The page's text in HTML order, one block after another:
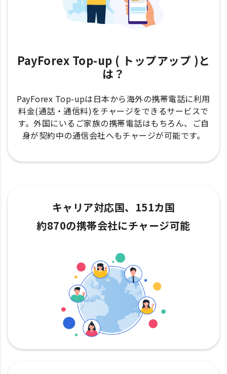
PayForex Top-up ( トップアップ )と
は？
PayForex Top-upは日本から海外の携帯電話に利用
料金(通話・通信料)をチャージをできるサービスで
す。外国にいるご家族の携帯電話はもちろん、ご自
身が契約中の通信会社へもチャージが可能です。
キャリア対応国、151カ国
約870の携帯会社にチャージ可能